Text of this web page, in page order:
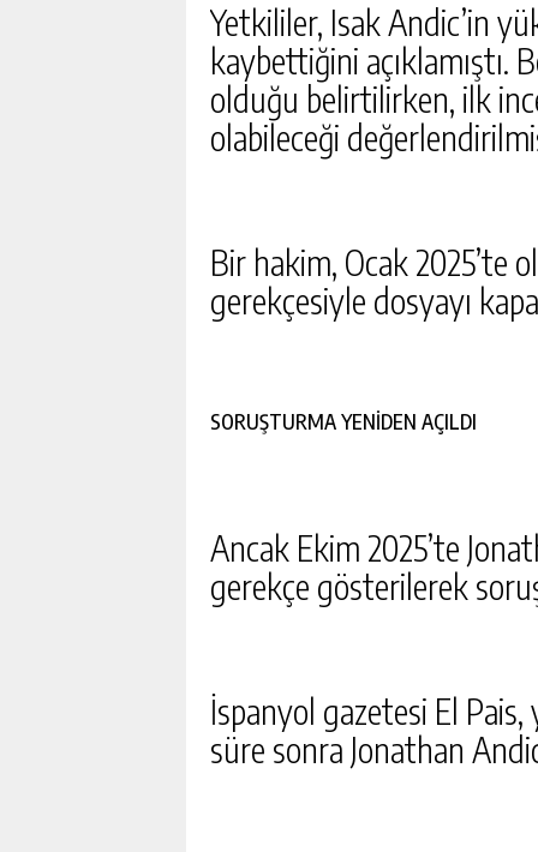
Yetkililer, Isak Andic’in
kaybettiğini
olduğu belirtilirken, ilk
olabileceği
Bir hakim, Ocak 2025’te
gerekçesiyle dosyayı
SORUŞTURMA YENİDEN AÇILDI
Ancak Ekim 2025’te
gerekçe gösterilerek
İspanyol gazetesi El
süre sonra Jonathan